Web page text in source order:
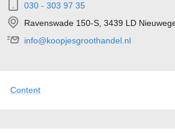
Content
030 - 303 97 35
Ravenswade 150-S, 3439 LD
info@koopjesgroothandel.nl